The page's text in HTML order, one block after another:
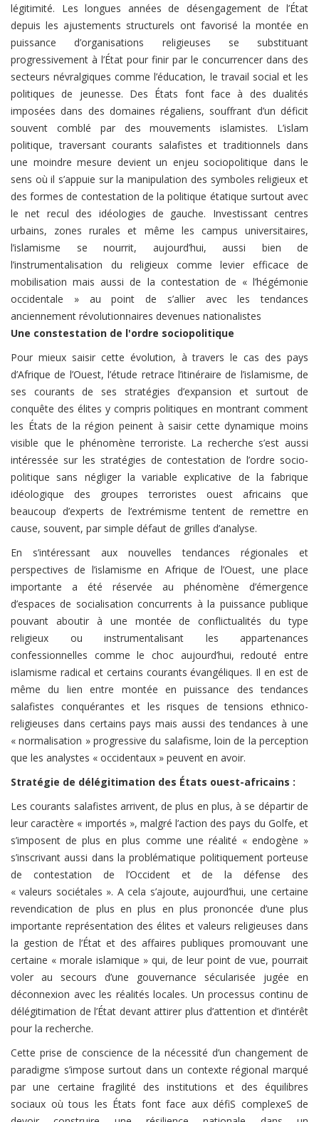
légitimité. Les longues années de désengagement de l’État
depuis les ajustements structurels ont favorisé la montée en
puissance d’organisations religieuses se substituant
progressivement à l’État pour finir par le concurrencer dans des
secteurs névralgiques comme l’éducation, le travail social et les
politiques de jeunesse. Des États font face à des dualités
imposées dans des domaines régaliens, souffrant d’un déficit
souvent comblé par des mouvements islamistes. L’islam
politique, traversant courants salafistes et traditionnels dans
une moindre mesure devient un enjeu sociopolitique dans le
sens où il s’appuie sur la manipulation des symboles religieux et
des formes de contestation de la politique étatique surtout avec
le net recul des idéologies de gauche. Investissant centres
urbains, zones rurales et même les campus universitaires,
l’islamisme se nourrit, aujourd’hui, aussi bien de
l’instrumentalisation du religieux comme levier efficace de
mobilisation mais aussi de la contestation de « l’hégémonie
occidentale » au point de s’allier avec les tendances
anciennement révolutionnaires devenues nationalistes
Une constestation de l'ordre sociopolitique
Pour mieux saisir cette évolution, à travers le cas des pays
d’Afrique de l’Ouest, l’étude retrace l’itinéraire de l’islamisme, de
ses courants de ses stratégies d’expansion et surtout de
conquête des élites y compris politiques en montrant comment
les États de la région peinent à saisir cette dynamique moins
visible que le phénomène terroriste. La recherche s’est aussi
intéressée sur les stratégies de contestation de l’ordre socio-
politique sans négliger la variable explicative de la fabrique
idéologique des groupes terroristes ouest africains que
beaucoup d’experts de l’extrémisme tentent de remettre en
cause, souvent, par simple défaut de grilles d’analyse.
En s’intéressant aux nouvelles tendances régionales et
perspectives de l’islamisme en Afrique de l’Ouest, une place
importante a été réservée au phénomène d’émergence
d’espaces de socialisation concurrents à la puissance publique
pouvant aboutir à une montée de conflictualités du type
religieux ou instrumentalisant les appartenances
confessionnelles comme le choc aujourd’hui, redouté entre
islamisme radical et certains courants évangéliques. Il en est de
même du lien entre montée en puissance des tendances
salafistes conquérantes et les risques detensions ethnico-
religieuses dans certains pays mais aussi des tendances à une
« normalisation » progressive du salafisme, loin de la perception
que les analystes « occidentaux » peuvent en avoir.
Stratégie de délégitimation des États ouest-africains :
Les courants salafistes arrivent, de plus en plus, à se départir de
leur caractère « importés », malgré l’action des pays du Golfe, et
s’imposent de plus en plus comme une réalité « endogène »
s’inscrivant aussi dans la problématique politiquement porteuse
de contestation de l’Occident et de la défense des
« valeurs sociétales ». A cela s’ajoute, aujourd’hui, une certaine
revendication de plus en plus en plus prononcée d’une plus
importante représentation des élites et valeurs religieuses dans
la gestion de l’État et des affaires publiques promouvant une
certaine « morale islamique » qui, de leur point de vue, pourrait
voler au secours d’une gouvernance sécularisée jugée en
déconnexion avec les réalités locales. Un processus continu de
délégitimation de l’État devant attirer plus d’attention et d’intérêt
pour la recherche.
Cette prise de conscience de la nécessité d’un changement de
paradigme s’impose surtout dans un contexte régional marqué
par une certaine fragilité des institutions et des équilibres
sociaux où tous les États font face aux défiS complexeS de